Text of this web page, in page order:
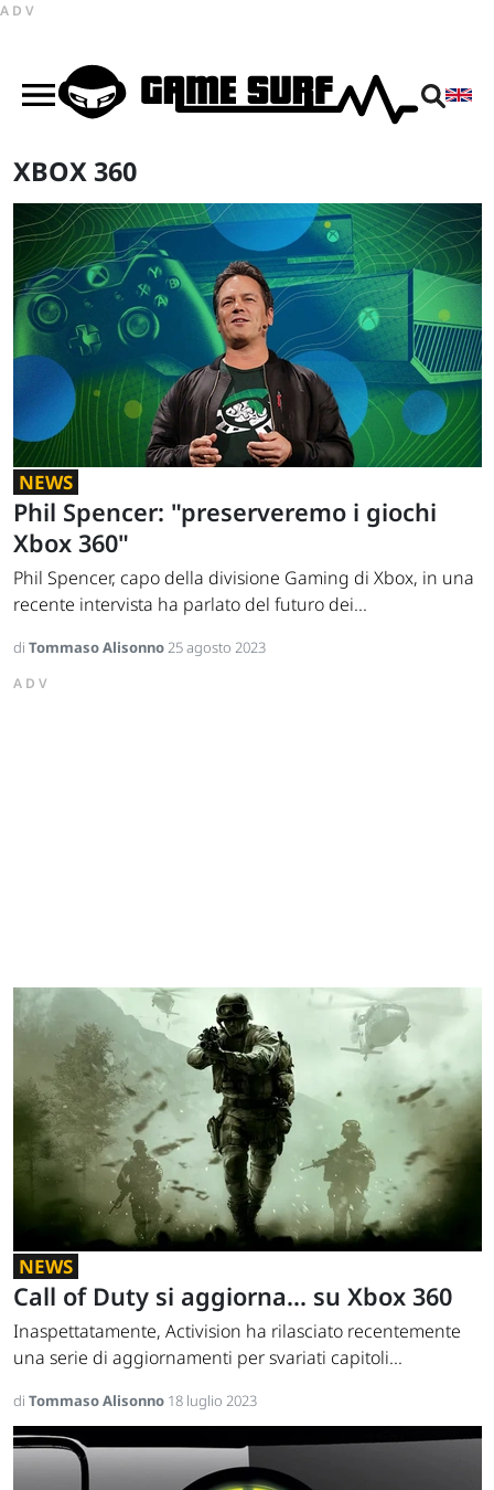
ADV
XBOX 360
NEWS
Phil Spencer: "preserveremo i giochi
Xbox 360"
Phil Spencer, capo della divisione Gaming di Xbox, in una
recente intervista ha parlato del futuro dei...
di Tommaso Alisonno25 agosto 2023
ADV
NEWS
Call of Duty si aggiorna... su Xbox 360
Inaspettatamente, Activision ha rilasciato recentemente
una serie di aggiornamenti per svariati capitoli...
di Tommaso Alisonno 18 luglio 2023